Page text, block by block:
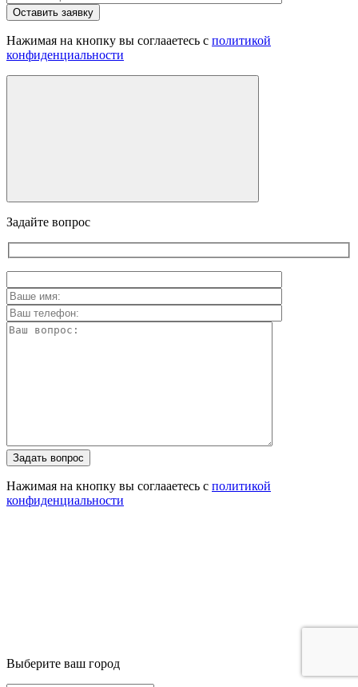
Оставить заявку
Нажимая на кнопку вы соглааетесь с политикой
конфиденциальности
Задайте вопрос
Задать вопрос
Нажимая на кнопку вы соглааетесь с политикой
конфиденциальности
Выберите ваш город